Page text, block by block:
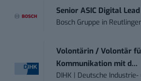
Senior ASIC Digital
Bosch Gruppe in
Volontärin / Volontär
Kommunikation mit d...
DIHK | Deutsche Industrie-